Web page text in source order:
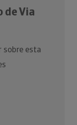
de Via
sobre esta